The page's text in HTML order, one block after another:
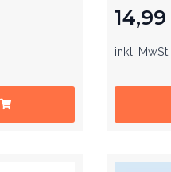
14,99
inkl. MwSt.